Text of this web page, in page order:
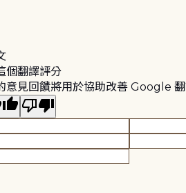
個翻譯評分
意見回饋將用於協助改善 Google